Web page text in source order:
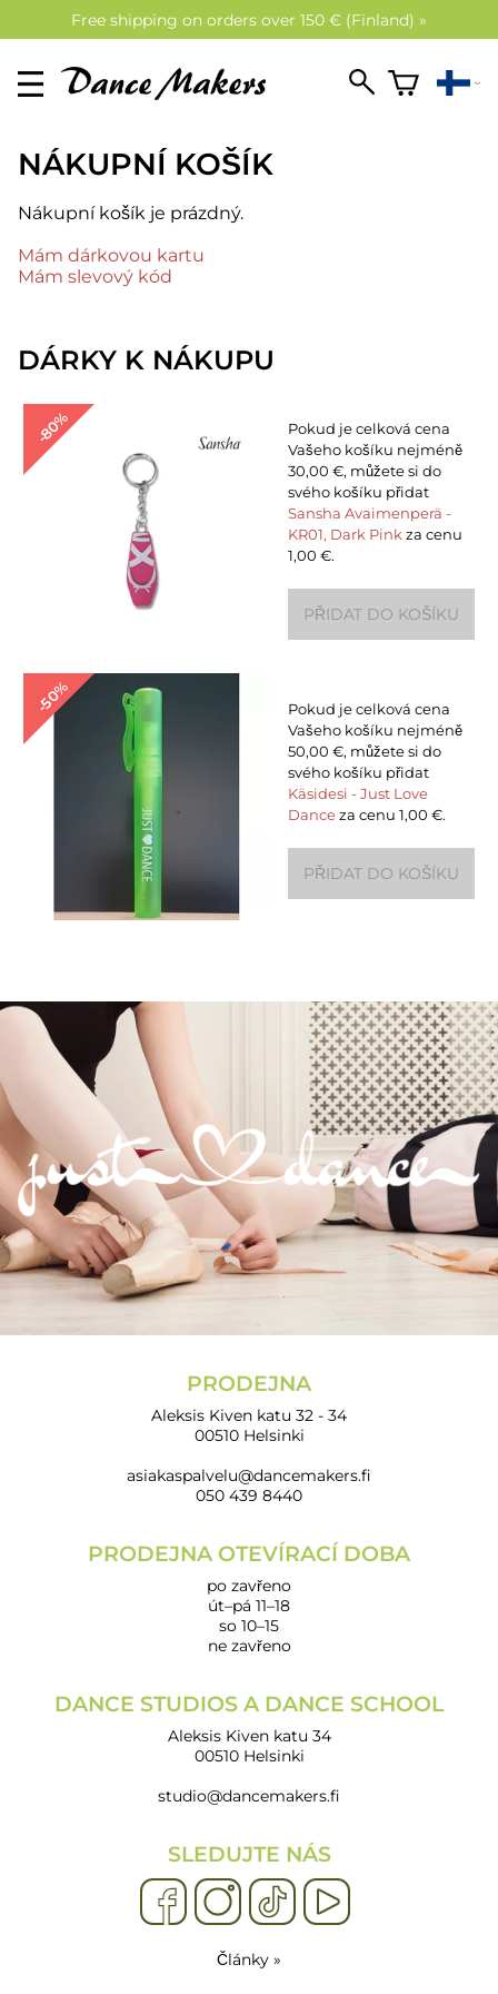
Free shipping on orders over 150 € (Finland) »
NÁKUPNÍ KOŠÍK
Nákupní košík je prázdný.
Mám dárkovou kartu
Mám slevový kód
DÁRKY K NÁKUPU
-80%
Pokud je celková cena
Vašeho košíku nejméně
30,00 €, můžete si do
svého košíku přidat
Sansha Avaimenperä -
KR01, Dark Pinkza cenu
1,00 €.
-50%
Pokud je celková cena
Vašeho košíku nejméně
50,00 €, můžete si do
svého košíku přidat
Käsidesi - Just Love
Danceza cenu 1,00 €.
PRODEJNA
Aleksis Kiven katu 32 - 34
00510 Helsinki
asiakaspalvelu@dancemakers.fi
050 439 8440
PRODEJNA OTEVÍRACÍ DOBA
po zavřeno
út–pá 11–18
so 10–15
ne zavřeno
DANCE STUDIOS A DANCE SCHOOL
Aleksis Kiven katu 34
00510 Helsinki
studio@dancemakers.fi
SLEDUJTE NÁS
Články »